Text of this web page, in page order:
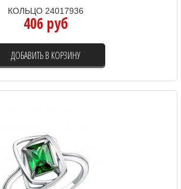
КОЛЬЦО 24017936
406 руб
ДОБАВИТЬ В КОРЗИНУ